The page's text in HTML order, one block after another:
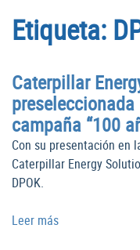
Etiqueta:
Caterpillar
campaña “100
Con su presentación en
Caterpillar Energy
DPOK.
Leer más